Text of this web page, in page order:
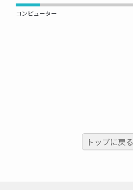
コンピューター
トップに戻る